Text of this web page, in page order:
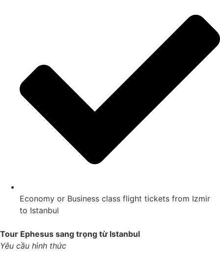
Economy or Business class flight tickets from Izmir
to Istanbul
Tour Ephesus sang trọng từ Istanbul
Yêu cầu hình thức